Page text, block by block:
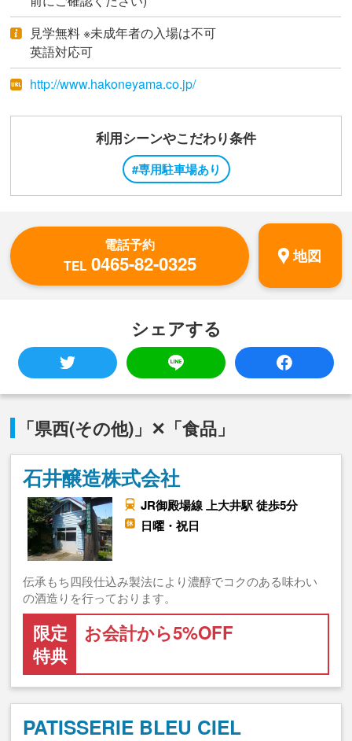
見学無料 ※未成年者の入場は不可
英語対応可
http://www.hakoneyama.co.jp/
利用シーンやこだわり条件
#専用駐車場あり
電話予約
TEL 0465-82-0325 地図
シェアする
「県西(その他)」✕「食品」
石井醸造株式会社
JR御殿場線 上大井駅 徒歩5分
日曜・祝日
伝承もち四段仕込み製法により濃醇でコクのある味わい
の酒造りを行っております。
限定
特典
お会計から5%OFF
PATISSERIE BLEU CIEL